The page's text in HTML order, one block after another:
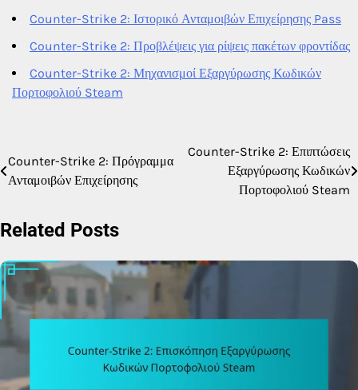
Counter-Strike 2: Ιστορικό Ανταμοιβών Επιχείρησης Pass
Counter-Strike 2: Προβλέψεις για ρίψεις πακέτων φροντίδας
Counter-Strike 2: Μηχανισμοί Εξαργύρωσης Κωδικών
Πορτοφολιού Steam
Post
navigation
Counter-Strike 2: Πρόγραμμα
Ανταμοιβών Επιχείρησης
Counter-Strike 2: Επιπτώσεις
Εξαργύρωσης Κωδικών
Πορτοφολιού Steam
Related Posts